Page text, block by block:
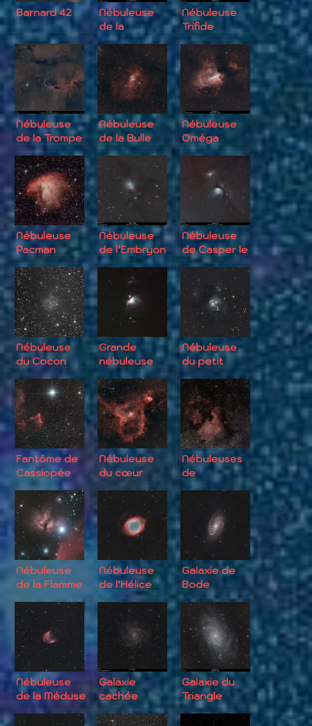
Barnard 42
Nébuleuse
de la
Rosette
Nébuleuse
Trifide
Nébuleuse
de la Trompe
d’Éléphant
Nébuleuse
de la Bulle
Nébuleuse
Oméga
Nébuleuse
Pacman
Nébuleuse
de l’Embryon
Nébuleuse
de Casper le
fantôme
Nébuleuse
du Cocon
Grande
nébuleuse
d’Orion
Nébuleuse
du petit
amas
Fantôme de
Cassiopée
Nébuleuse
du cœur
Nébuleuses
de
l’Amérique du
Nord et du
Pélican
Nébuleuse
de la Flamme
Nébuleuse
de l’Hélice
Galaxie de
Bode
Nébuleuse
de la Méduse
Galaxie
cachée
Galaxie du
Triangle